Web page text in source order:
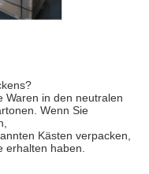
Waren in den neutralen
Wenn Sie
Kästen verpacken,
erhalten haben.